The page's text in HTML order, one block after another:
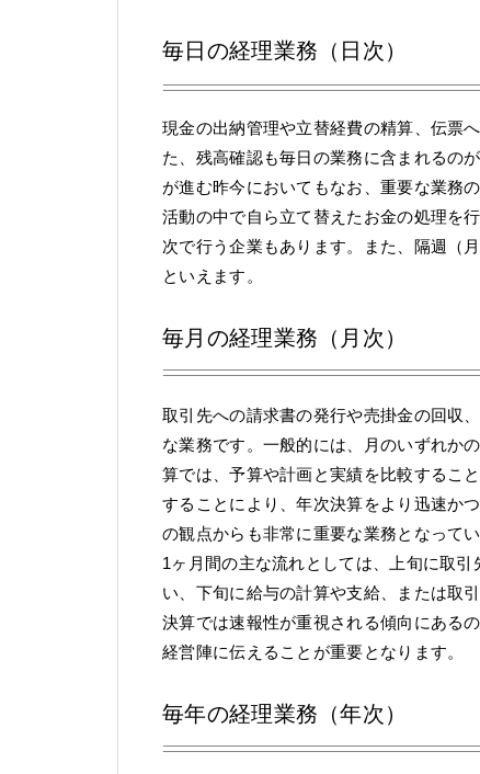
毎日の経理業務（日次）
現金の出納管理や立替経費の精算、伝票
た、残高確認も毎日の業務に含まれるの
が進む昨今においてもなお、重要な業務
活動の中で自ら立て替えたお金の処理を
次で行う企業もあります。また、隔週（
といえます。
毎月の経理業務（月次）
取引先への請求書の発行や売掛金の回収
な業務です。一般的には、月のいずれか
算では、予算や計画と実績を比較するこ
することにより、年次決算をより迅速か
の観点からも非常に重要な業務となってい
1ヶ月間の主な流れとしては、上旬に取
い、下旬に給与の計算や支給、または取
決算では速報性が重視される傾向にある
経営陣に伝えることが重要となります。
毎年の経理業務（年次）